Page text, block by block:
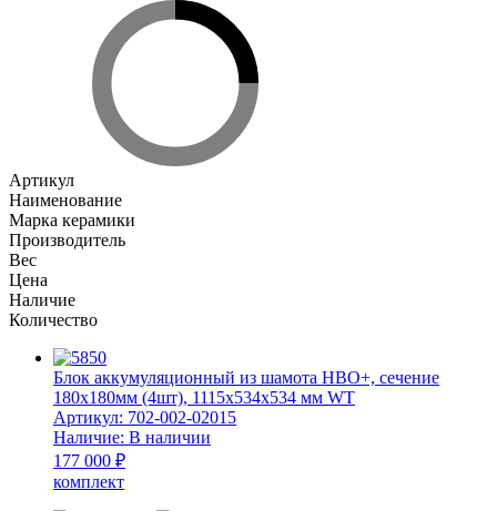
гребнем
HBO+
180x180
целый
270х270х270х45
мм
WT
Артикул
Наименование
Марка керамики
Производитель
Вес
Цена
Наличие
Количество
Блок аккумуляционный из шамота HBO+, сечение
180x180мм (4шт), 1115x534x534 мм WT
Артикул: 702-002-02015
Наличие: В наличии
177 000 ₽
комплект